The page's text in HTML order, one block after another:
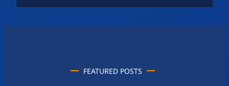
FEATURED POSTS